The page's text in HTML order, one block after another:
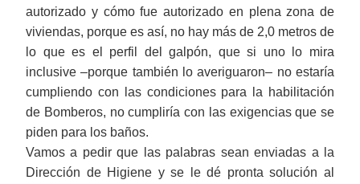
autorizado y cómo fue autorizado en plena zona de
viviendas, porque es así, no hay más de 2,0 metros de
lo que es el perfil del galpón, que si uno lo mira
inclusive ‒porque también lo averiguaron‒ no estaría
cumpliendo con las condiciones para la habilitación
de Bomberos, no cumpliría con las exigencias que se
piden para los baños.
Vamos a pedir que las palabras sean enviadas a la
Dirección de Higiene y se le dé pronta solución al